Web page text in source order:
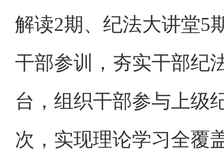
解读2期、纪法大讲堂5
干部参训，夯实干部纪
台，组织干部参与上级
次，实现理论学习全覆